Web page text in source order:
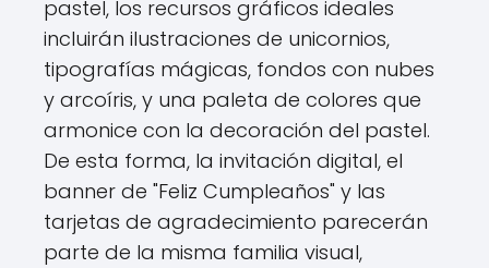
pastel, los recursos gráficos ideales
incluirán ilustraciones de unicornios,
tipografías mágicas, fondos con nubes
y arcoíris, y una paleta de colores que
armonice con la decoración del pastel.
De esta forma, la invitación digital, el
banner de "Feliz Cumpleaños" y las
tarjetas de agradecimiento parecerán
parte de la misma familia visual,